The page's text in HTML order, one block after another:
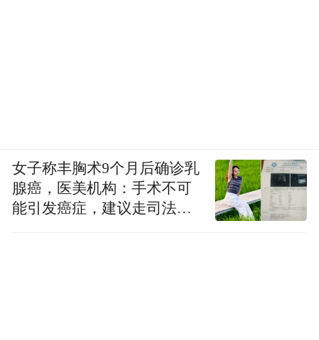
女子称丰胸术9个月后确诊乳
腺癌，医美机构：手术不可
能引发癌症，建议走司法途